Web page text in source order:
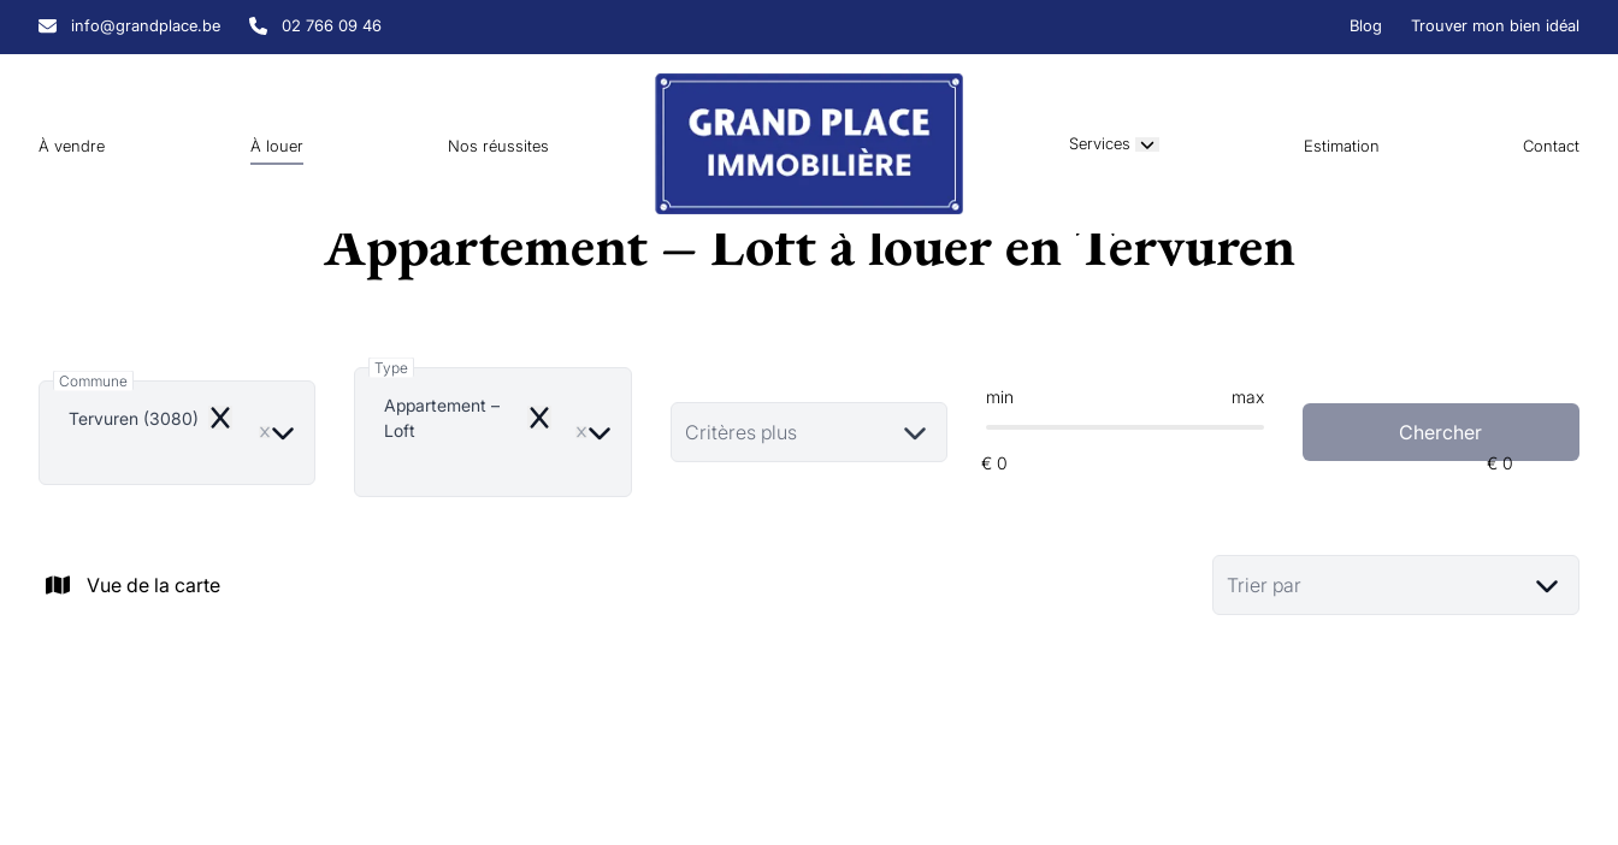
Aller au contenu principal
info@grandplace.be 02 766 09 46 Blog Trouver mon bien idéal
À vendre À louer Nos réussites Services Estimation Contact
Appartement – Loft à louer en Tervuren
Commune
Tervuren (3080)
Remove
Type
Appartement –
Loft
Remove Critères plus
min max
Chercher
Vue de la carte Trier par